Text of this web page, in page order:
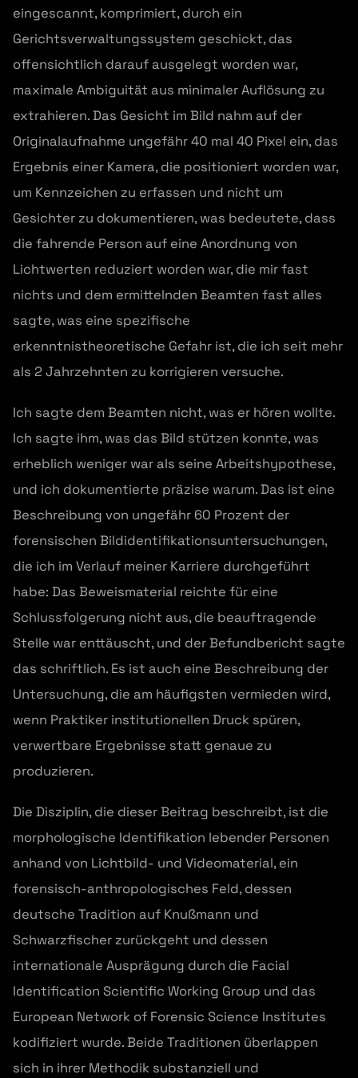
eingescannt, komprimiert, durch ein
Gerichtsverwaltungssystem geschickt, das
offensichtlich darauf ausgelegt worden war,
maximale Ambiguität aus minimaler Auflösung zu
extrahieren. Das Gesicht im Bild nahm auf der
Originalaufnahme ungefähr 40 mal 40 Pixel ein, das
Ergebnis einer Kamera, die positioniert worden war,
um Kennzeichen zu erfassen und nicht um
Gesichter zu dokumentieren, was bedeutete, dass
die fahrende Person auf eine Anordnung von
Lichtwerten reduziert worden war, die mir fast
nichts und dem ermittelnden Beamten fast alles
sagte, was eine spezifische
erkenntnistheoretische Gefahr ist, die ich seit mehr
als 2 Jahrzehnten zu korrigieren versuche.
Ich sagte dem Beamten nicht, was er hören wollte.
Ich sagte ihm, was das Bild stützen konnte, was
erheblich weniger war als seine Arbeitshypothese,
und ich dokumentierte präzise warum. Das ist eine
Beschreibung von ungefähr 60 Prozent der
forensischen Bildidentifikationsuntersuchungen,
die ich im Verlauf meiner Karriere durchgeführt
habe: Das Beweismaterial reichte für eine
Schlussfolgerung nicht aus, die beauftragende
Stelle war enttäuscht, und der Befundbericht sagte
das schriftlich. Es ist auch eine Beschreibung der
Untersuchung, die am häufigsten vermieden wird,
wenn Praktiker institutionellen Druck spüren,
verwertbare Ergebnisse statt genaue zu
produzieren.
Die Disziplin, die dieser Beitrag beschreibt, ist die
morphologische Identifikation lebender Personen
anhand von Lichtbild- und Videomaterial, ein
forensisch-anthropologisches Feld, dessen
deutsche Tradition auf Knußmann und
Schwarzfischer zurückgeht und dessen
internationale Ausprägung durch die Facial
Identification Scientific Working Group und das
European Network of Forensic Science Institutes
kodifiziert wurde. Beide Traditionen überlappen
sich in ihrer Methodik substanziell und